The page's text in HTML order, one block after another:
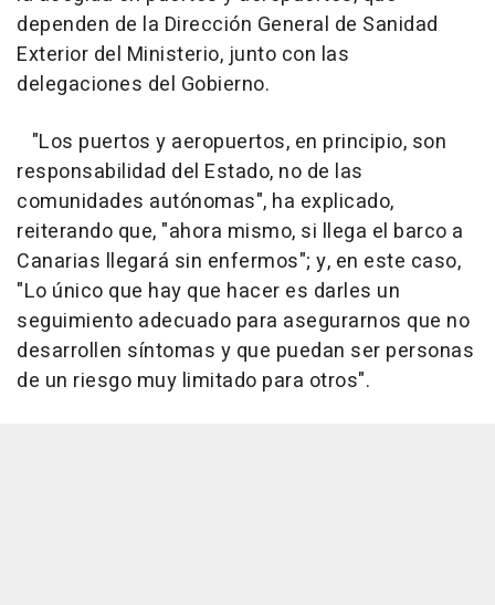
dependen de la Dirección General de Sanidad
Exterior del Ministerio, junto con las
delegaciones del Gobierno.
"Los puertos y aeropuertos, en principio, son
responsabilidad del Estado, no de las
comunidades autónomas", ha explicado,
reiterando que, "ahora mismo, si llega el barco a
Canarias llegará sin enfermos"; y, en este caso,
"Lo único que hay que hacer es darles un
seguimiento adecuado para asegurarnos que no
desarrollen síntomas y que puedan ser personas
de un riesgo muy limitado para otros".